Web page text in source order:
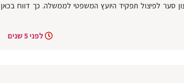
סער לפיצול תפקיד היועץ המשפטי לממשלה. כך דווח בכאן
לפני 5 שנים